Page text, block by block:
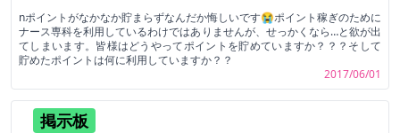
nポイントがなかなか貯まらずなんだか悔しいです😭ポイント稼ぎのために
ナース専科を利用しているわけではありませんが、せっかくなら…と欲が出
てしまいます。皆様はどうやってポイントを貯めていますか？？？そして
貯めたポイントは何に利用していますか？？
2017/06/01
掲示板